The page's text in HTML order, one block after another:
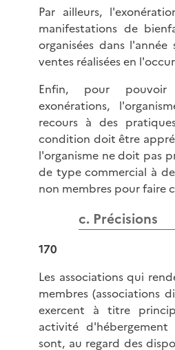
Par ailleurs,
manifestations de
organisées dans
ventes réalisées en
Enfin, pour
exonérations,
recours à des
condition doit être
l'organisme ne doit pas
de type commercial à
non membres pour faire
c. Précisions
170
Les associations qui
membres (associations
exercent à titre
activité
sont, au regard des